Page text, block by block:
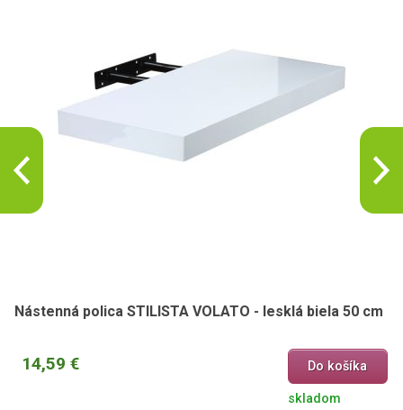
Nástenná polica STILISTA VOLATO - lesklá biela 50 cm
14,59 € Do košíka
skladom